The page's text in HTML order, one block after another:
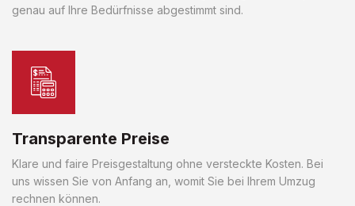
genau auf Ihre Bedürfnisse abgestimmt sind.
Transparente Preise
Klare und faire Preisgestaltung ohne versteckte Kosten. Bei
uns wissen Sie von Anfang an, womit Sie bei Ihrem Umzug
rechnen können.